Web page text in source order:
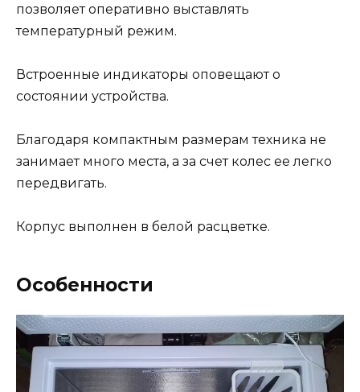
позволяет оперативно выставлять
температурный режим.
Встроенные индикаторы оповещают о
состоянии устройства.
Благодаря компактным размерам техника не
занимает много места, а за счет колес ее легко
передвигать.
Корпус выполнен в белой расцветке.
Особенности